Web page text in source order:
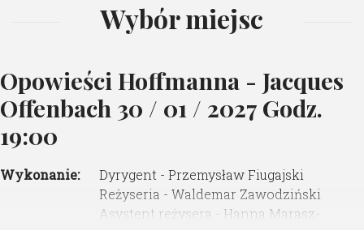
Wybór miejsc
Opowieści Hoffmanna - Jacques
Offenbach 30 / 01 / 2027 Godz.
19:00
Wykonanie:
Dyrygent - Przemysław Fiugajski
Reżyseria - Waldemar Zawodziński
Asystent reżysera - Hanna Marasz-